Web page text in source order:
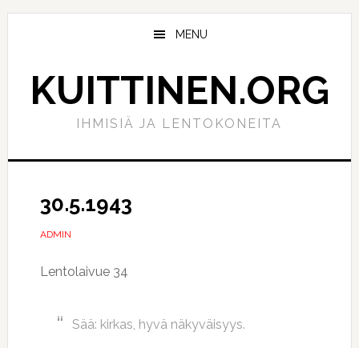
Hyppää
Hyppää
MENU
KUITTINEN.ORG
IHMISIÄ JA LENTOKONEITA
30.5.1943
ADMIN
Lentolaivue 34
Sää: kirkas, hyvä näkyväisyys.